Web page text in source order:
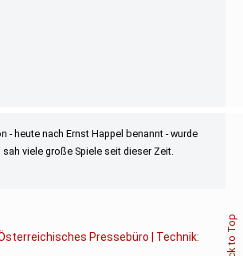
- heute nach Ernst Happel benannt - wurde
viele große Spiele seit dieser Zeit.
Pressebüro | Technik:
Back to Top